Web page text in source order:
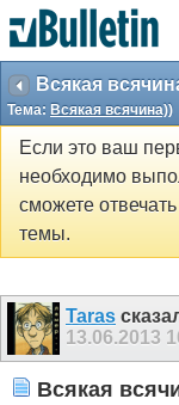
Всякая
Тема: Всякая всячина))
Если это ваш
необходимо
сможете
темы.
Taras
13.06.2013
Всякая